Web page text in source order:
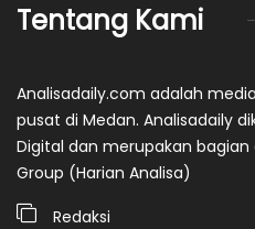
Tentang Kami
Analisadaily.com adalah
pusat di Medan. Analisadaily
Digital dan merupakan bagian
Group (Harian Analisa)
Redaksi